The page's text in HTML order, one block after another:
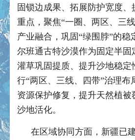
固锁边成果、拓展防护宽度、
重点，聚焦“一圈、两区、三
产业融合，巩固“绿围脖”的稳
尔班通古特沙漠作为固定半固
灌草巩固提质、提升沙地稳定
行“两区、三线、四带”治理布
资源保护修复，提升天然植被
沙地活化。
在区域协同方面，新疆已